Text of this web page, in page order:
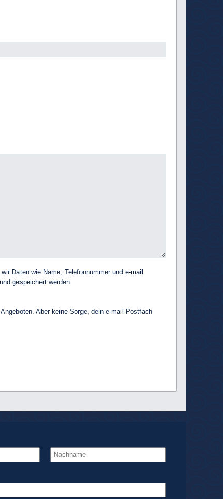
Daten wie Name, Telefonnummer und e-mail
gespeichert werden.
Aber keine Sorge, dein e-mail Postfach